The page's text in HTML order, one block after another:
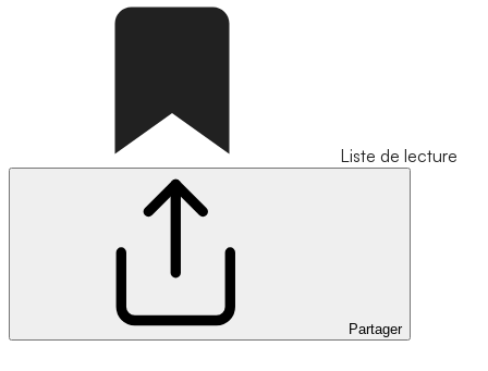
Liste de lecture
Partager